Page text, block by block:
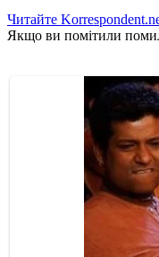
Читайте
Якщо ви помітили